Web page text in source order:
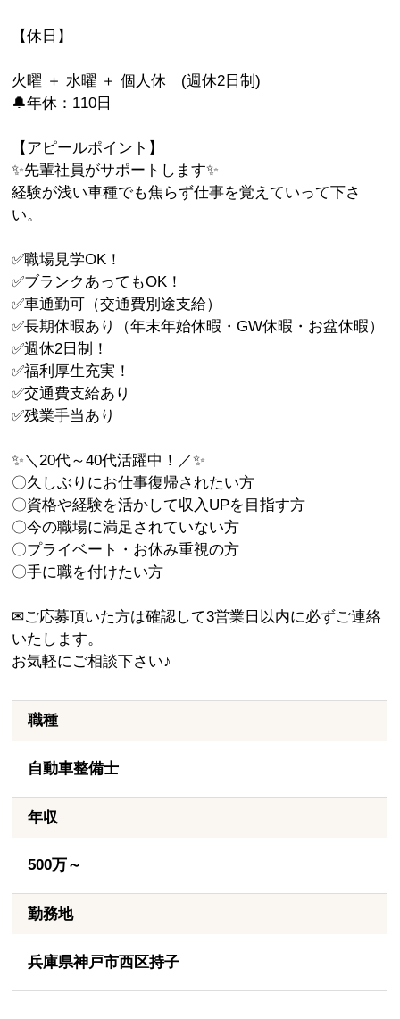
【休日】
火曜 ＋ 水曜 ＋ 個人休 (週休2日制)
🔔年休：110日
【アピールポイント】
✨先輩社員がサポートします✨
経験が浅い車種でも焦らず仕事を覚えていって下さ
い。
✅職場見学OK！
✅ブランクあってもOK！
✅車通勤可（交通費別途支給）
✅長期休暇あり（年末年始休暇・GW休暇・お盆休暇）
✅週休2日制！
✅福利厚生充実！
✅交通費支給あり
✅残業手当あり
✨＼20代～40代活躍中！／✨
〇久しぶりにお仕事復帰されたい方
〇資格や経験を活かして収入UPを目指す方
〇今の職場に満足されていない方
〇プライベート・お休み重視の方
〇手に職を付けたい方
✉ご応募頂いた方は確認して3営業日以内に必ずご連絡
いたします。
お気軽にご相談下さい♪
職種
自動車整備士
年収
500万～
勤務地
兵庫県神戸市西区持子